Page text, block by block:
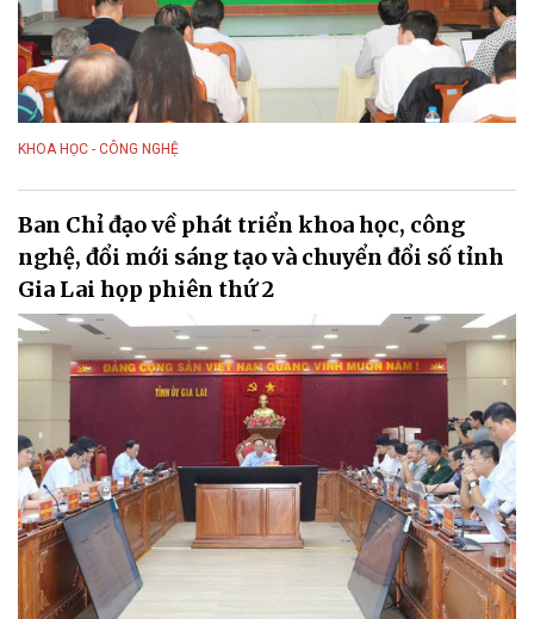
KHOA HỌC - CÔNG NGHỆ
Ban Chỉ đạo về phát triển khoa học, công
nghệ, đổi mới sáng tạo và chuyển đổi số tỉnh
Gia Lai họp phiên thứ 2